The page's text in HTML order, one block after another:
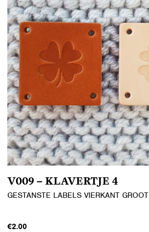
V009 – KLAVERTJE 4
GESTANSTE LABELS VIERKANT GROOT
€2.00